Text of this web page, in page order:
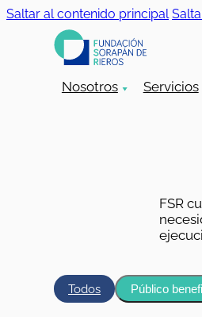
Saltar al contenido principal
Nosotros Servicios
FSR
Todos Público